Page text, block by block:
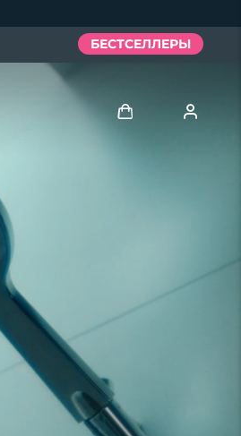
БЕСТСЕЛЛЕРЫ
Мои подписки